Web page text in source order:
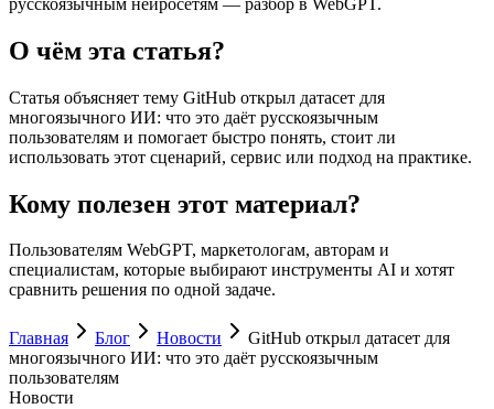
О чём эта статья?
Статья объясняет тему GitHub открыл датасет для
многоязычного ИИ: что это даёт русскоязычным
пользователям и помогает быстро понять, стоит ли
использовать этот сценарий, сервис или подход на практике.
Кому полезен этот материал?
Пользователям WebGPT, маркетологам, авторам и
специалистам, которые выбирают инструменты AI и хотят
сравнить решения по одной задаче.
Главная Блог Новости
GitHub открыл датасет для
многоязычного ИИ: что это даёт русскоязычным
пользователям
Новости